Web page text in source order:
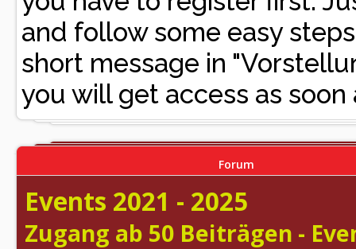
and follow some easy
short message in
you will get access as
Forum
Events 2021 - 2025
Zugang ab 50 Beiträgen -